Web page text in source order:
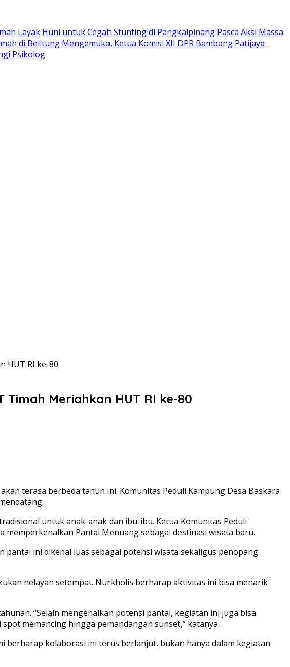
Layak Huni untuk Cegah Stunting di Pangkalpinang Pasca Aksi Massa
di Belitung Mengemuka, Ketua Komisi XII DPR Bambang Patijaya
Psikolog
HUT RI ke-80
Meriahkan HUT RI ke-80
terasa berbeda tahun ini. Komunitas Peduli Kampung Desa Baskara
untuk anak-anak dan ibu-ibu. Ketua Komunitas Peduli
Pantai Menuang sebagai destinasi wisata baru.
pantai ini dikenal luas sebagai potensi wisata sekaligus penopang
nelayan setempat. Nurkholis berharap aktivitas ini bisa menarik
“Selain mengenalkan potensi pantai, kegiatan ini juga bisa
memancing hingga pemandangan sunset,” katanya.
berharap kolaborasi ini terus berlanjut, bukan hanya dalam kegiatan